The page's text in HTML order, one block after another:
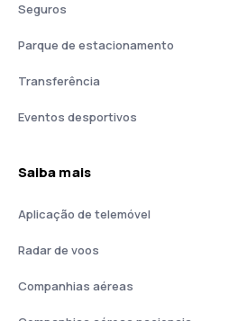
Seguros
Parque de estacionamento
Transferência
Eventos desportivos
Saiba mais
Aplicação de telemóvel
Radar de voos
Companhias aéreas